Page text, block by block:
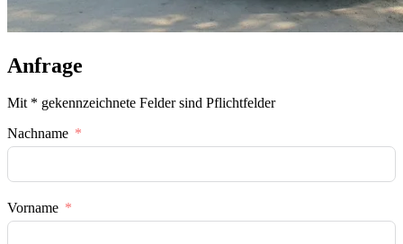
Anfrage
Mit * gekennzeichnete Felder sind Pflichtfelder
Nachname
Vorname